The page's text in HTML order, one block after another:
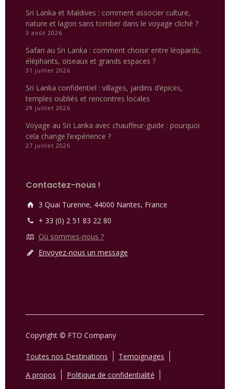
Sri Lanka et Maldives : comment associer culture,
nature et lagon sans tomber dans le voyage cliché ?
3 août 2026
Safari au Sri Lanka : comment choisir entre léopards,
éléphants, oiseaux et grands espaces ?
31 juillet 2026
Sri Lanka confidentiel : villages, jardins d’épices,
temples oubliés et rencontres locales
29 juillet 2026
Voyage au Sri Lanka avec chauffeur-guide : pourquoi
cela change l’expérience ?
27 juillet 2026
Contactez-nous !
3 Quai Turenne, 44000 Nantes, France
+ 33 (0) 2 51 83 22 80
Où sommes-nous ?
Envoyez-nous un message
Copyright © FTO Company
Toutes nos Destinations
Temoignages
A propos
Politique de confidentialité